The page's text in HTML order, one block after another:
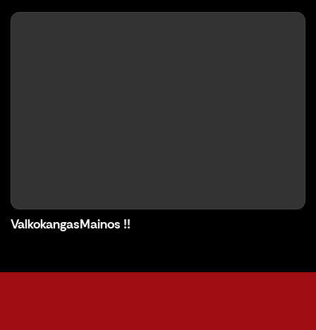
ValkokangasMainos !!